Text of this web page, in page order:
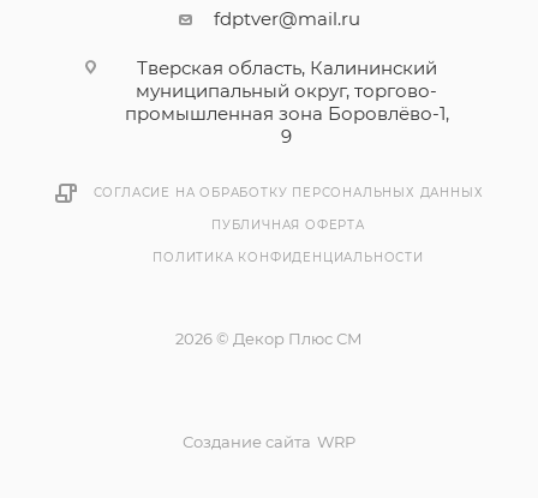
fdptver@mail.ru
Тверская область, Калининский
муниципальный округ, торгово-
промышленная зона Боровлёво-1,
9
СОГЛАСИЕ НА ОБРАБОТКУ ПЕРСОНАЛЬНЫХ ДАННЫХ
ПУБЛИЧНАЯ ОФЕРТА
ПОЛИТИКА КОНФИДЕНЦИАЛЬНОСТИ
2026 © Декор Плюс СМ
Создание сайта WRP